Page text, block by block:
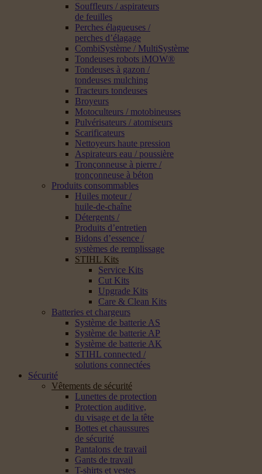
Souffleurs / aspirateurs
de feuilles
Perches élagueuses /
perches d’élagage
CombiSystème / MultiSystème
Tondeuses robots iMOW®
Tondeuses à gazon /
tondeuses mulching
Tracteurs tondeuses
Broyeurs
Motoculteurs / motobineuses
Pulvérisateurs / atomiseurs
Scarificateurs
Nettoyeurs haute pression
Aspirateurs eau / poussière
Tronçonneuse à pierre /
tronçonneuse à béton
Produits consommables
Huiles moteur /
huile-de-chaîne
Détergents /
Produits d’entretien
Bidons d’essence /
systèmes de remplissage
STIHL Kits
Service Kits
Cut Kits
Upgrade Kits
Care & Clean Kits
Batteries et chargeurs
Système de batterie AS
Système de batterie AP
Système de batterie AK
STIHL connected /
solutions connectées
Sécurité
Vêtements de sécurité
Lunettes de protection
Protection auditive,
du visage et de la tête
Bottes et chaussures
de sécurité
Pantalons de travail
Gants de travail
T-shirts et vestes